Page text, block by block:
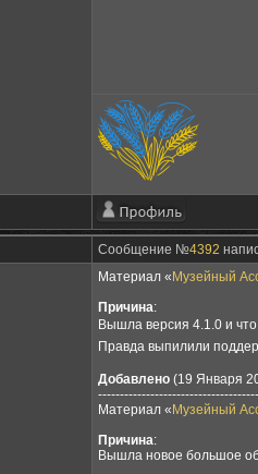
Сообщение №4392
Материал « Музейный
Причина:
Вышла версия 4.1.0 и
Правда выпилили
Добавлено (19 Января
Материал « Музейный
Причина:
Вышла новое большое